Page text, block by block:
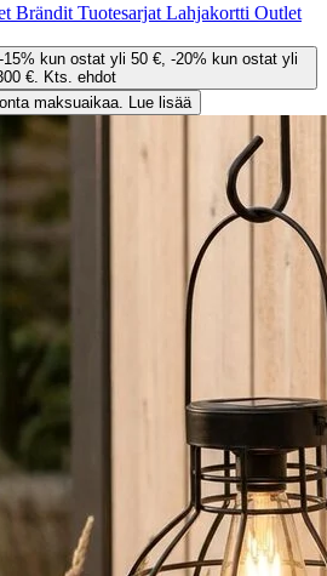
Brändit Tuotesarjat Lahjakortti Outlet
kun ostat yli 50 €, -20% kun ostat yli
€. Kts. ehdot
maksuaikaa. Lue lisää